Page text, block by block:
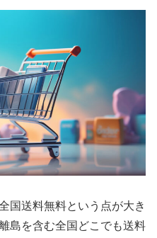
国送料無料という点が大き
島を含む全国どこでも送料